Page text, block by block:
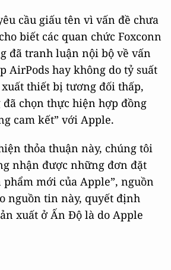
cầu giấu tên vì vấn đề chưa
biết các quan chức Foxconn
đã tranh luận nội bộ về vấn
AirPods hay không do tỷ suất
thiết bị tương đối thấp,
chọn thực hiện hợp đồng
cam kết” với Apple.
thỏa thuận này, chúng tôi
nhận được những đơn đặt
phẩm mới của Apple”, nguồn
nguồn tin này, quyết định
xuất ở Ấn Độ là do Apple